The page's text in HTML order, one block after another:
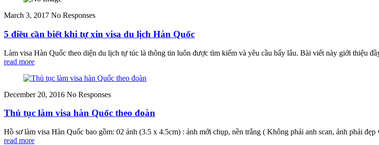
March 3, 2017 No Responses
5 điều cần biết khi tự xin visa du lịch Hàn Quốc
Làm visa Hàn Quốc theo diện du lịch tự túc là thông tin luôn được tìm kiếm và yêu cầu bấy lâu. Bài viết này giới thiệu
read more
December 20, 2016 No Responses
Thủ tục làm visa hàn Quốc theo đoàn
Hồ sơ làm visa Hàn Quốc bao gồm: 02 ảnh (3.5 x 4.5cm) : ảnh mới chụp, nền trắng ( Không phải anh scan, ảnh phải
read more